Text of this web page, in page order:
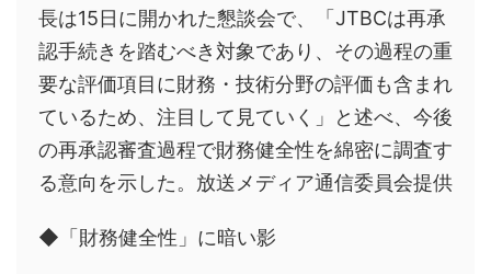
長は15日に開かれた懇談会で、「JTBCは再承
認手続きを踏むべき対象であり、その過程の重
要な評価項目に財務・技術分野の評価も含まれ
ているため、注目して見ていく」と述べ、今後
の再承認審査過程で財務健全性を綿密に調査す
る意向を示した。放送メディア通信委員会提供
◆「財務健全性」に暗い影